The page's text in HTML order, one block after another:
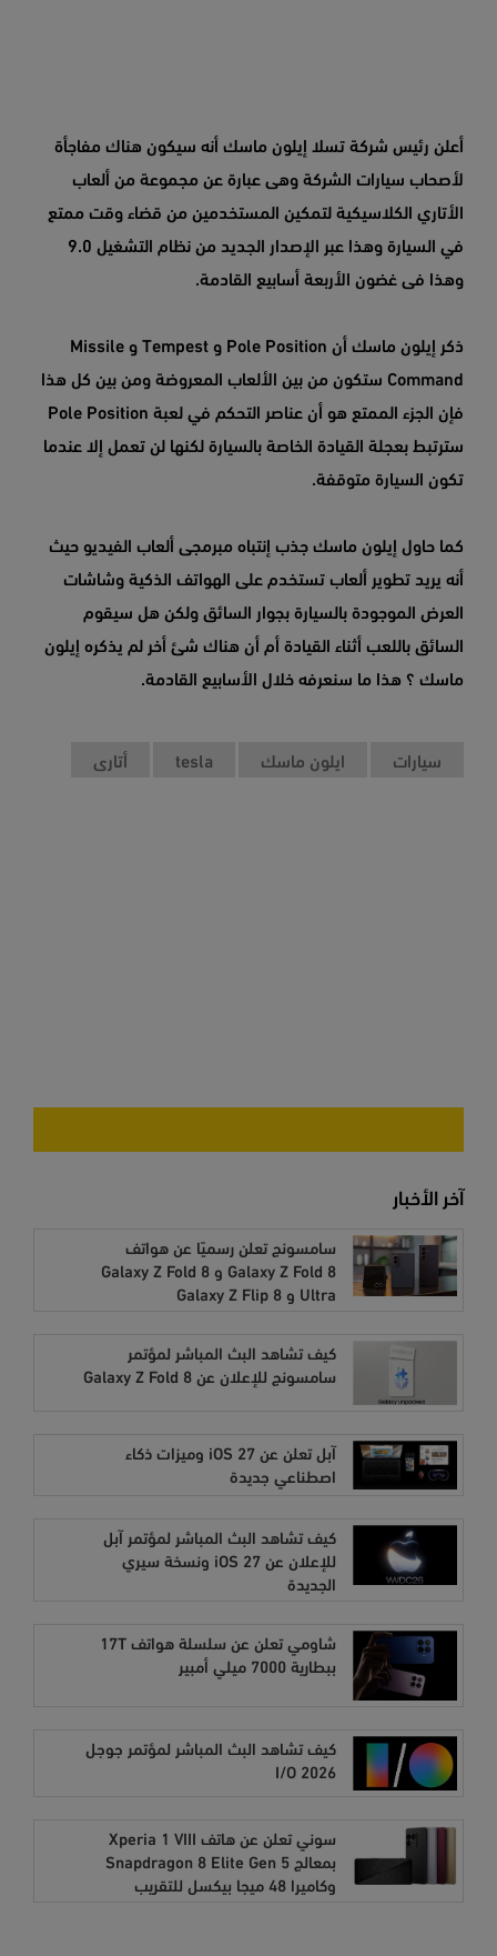
أعلن رئيس شركة تسلا إيلون ماسك أنه سيكون هناك مفاجأة
لأصحاب سيارات الشركة وهى عبارة عن مجموعة من ألعاب
الأتاري الكلاسيكية لتمكين المستخدمين من قضاء وقت ممتع
في السيارة وهذا عبر الإصدار الجديد من نظام التشغيل 9.0
وهذا فى غضون الأربعة أسابيع القادمة.
ذكر إيلون ماسك أن Pole Position و Tempest و Missile
Command ستكون من بين الألعاب المعروضة ومن بين كل هذا
فإن الجزء الممتع هو أن عناصر التحكم في لعبة Pole Position
سترتبط بعجلة القيادة الخاصة بالسيارة لكنها لن تعمل إلا عندما
تكون السيارة متوقفة.
كما حاول إيلون ماسك جذب إنتباه مبرمجى ألعاب الفيديو حيث
أنه يريد تطوير ألعاب تستخدم على الهواتف الذكية وشاشات
العرض الموجودة بالسيارة بجوار السائق ولكن هل سيقوم
السائق باللعب أثناء القيادة أم أن هناك شئ أخر لم يذكره إيلون
ماسك ؟ هذا ما سنعرفه خلال الأسابيع القادمة.
سيارات ايلون ماسك tesla أتارى
آخر الأخبار
سامسونج تعلن رسميًا عن هواتف
Galaxy Z Fold 8 و Galaxy Z Fold 8
Ultra و Galaxy Z Flip 8
كيف تشاهد البث المباشر لمؤتمر
سامسونج للإعلان عن Galaxy Z Fold 8
آبل تعلن عن iOS 27 وميزات ذكاء
اصطناعي جديدة
كيف تشاهد البث المباشر لمؤتمر آبل
للإعلان عن iOS 27 ونسخة سيري
الجديدة
شاومي تعلن عن سلسلة هواتف 17T
ببطارية 7000 ميلي أمبير
كيف تشاهد البث المباشر لمؤتمر جوجل
I/O 2026
سوني تعلن عن هاتف Xperia 1 VIII
بمعالج Snapdragon 8 Elite Gen 5
وكاميرا 48 ميجا بيكسل للتقريب